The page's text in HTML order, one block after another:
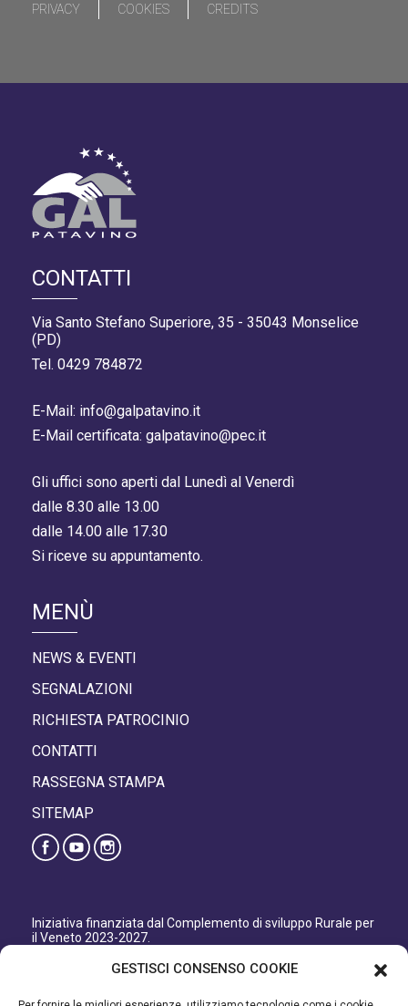
GESTISCI CONSENSO COOKIE
CONTATTI
Via Santo Stefano Superiore, 35 - 35043 Monselice
(PD)
Tel. 0429 784872
E-Mail: info@galpatavino.it
E-Mail certificata: galpatavino@pec.it
Gli uffici sono aperti dal Lunedì al Venerdì
dalle 8.30 alle 13.00
dalle 14.00 alle 17.30
Si riceve su appuntamento.
MENÙ
NEWS & EVENTI
SEGNALAZIONI
RICHIESTA PATROCINIO
CONTATTI
RASSEGNA STAMPA
SITEMAP
Iniziativa finanziata dal Complemento di sviluppo Rurale per
il Veneto 2023-2027.
PRIVACY COOKIES CREDITS